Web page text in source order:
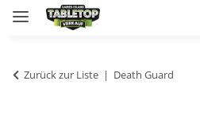
Zurück zur Liste Death Guard